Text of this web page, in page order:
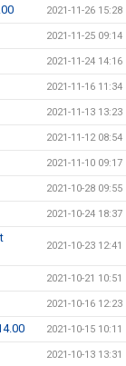
2021-11-26 15:28
2021-11-25 09:14
2021-11-24 14:16
2021-11-16 11:34
2021-11-13 13:23
2021-11-12 08:54
2021-11-10 09:17
2021-10-28 09:55
2021-10-24 18:37
2021-10-23 12:41
2021-10-21 10:51
2021-10-16 12:23
2021-10-15 10:11
2021-10-13 13:31